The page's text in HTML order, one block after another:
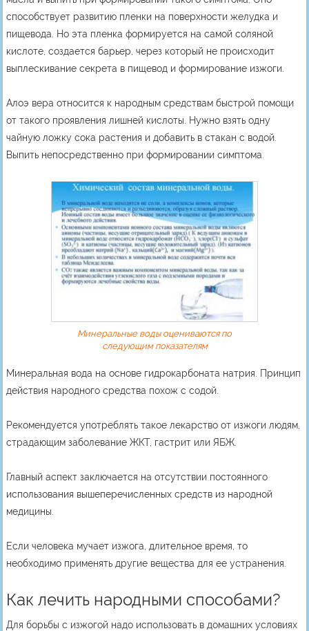
способствует развитию пленки на поверхности желудка и
пищевода. Но эта пленка формируется на самой соляной
кислоте, создается барьер, через который не происходит
выплескивание секрета в пищевод и формирование изжоги.
Алоэ вера относится к народным средствам быстрой помощи
от такого проявления лишней кислоты. Нужно взять одну
чайную ложку сока растения и добавить в стакан с водой.
Выпить непосредственно при формировании симптома.
Минеральные воды оцениваются по
следующим показателям
Минеральная вода на основе гидрокарбоната натрия. Принцип
действия народного средства похож с содой.
Рекомендуется употреблять такое лекарство от изжоги людям,
страдающим заболевание ЖКТ, гастрит или ЯБЖ.
Главный аспект заключается на отсутствии постоянного
использования вышеперечисленных средств из народной
медицины.
Если человека мучает изжога, длительное время, то
необходимо применять другие вещества для ее устранения.
Как лечить народными способами?
Для борьбы с изжогой надо использовать в домашних условиях